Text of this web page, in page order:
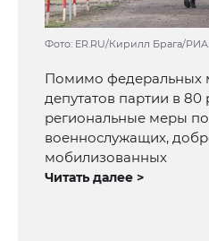
Фото: ER.RU/Кирилл Брага/
Помимо федеральных
депутатов партии в 80
региональные меры
военнослужащих,
мобилизованных
Читать далее >